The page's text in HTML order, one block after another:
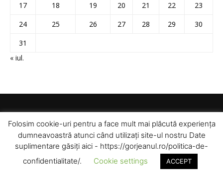
17
18 19 20 21 22
23
24
25 26 27 28 29
30
31
« iul.
© Toate drepturile rezervate pentru Gorjeanul SA
Folosim cookie-uri pentru a face mult mai plăcută experiența
dumneavoastră atunci când utilizați site-ul nostru Date
suplimentare găsiți aici - https://gorjeanul.ro/politica-de-
confidentialitate/.
Cookie settings ACCEPT